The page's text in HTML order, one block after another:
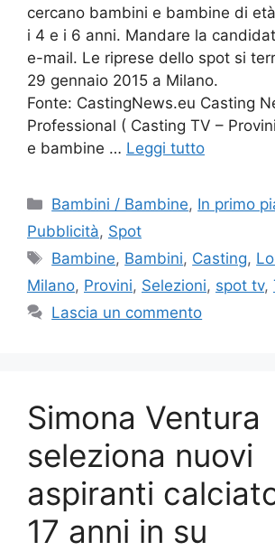
cercano bambini e bambine di
i 4 e i 6 anni. Mandare la
e-mail. Le riprese dello spot si
29 gennaio 2015 a Milano.
Fonte: CastingNews.eu Casting
Professional ( Casting TV –
e bambine … Leggi tutto
Categorie
Bambini / Bambine, In primo
Pubblicità, Spot
Tag
Bambine, Bambini, Casting,
Milano, Provini, Selezioni, spot tv,
Lascia un commento
Simona Ventura
seleziona nuovi
aspiranti
17 anni in su